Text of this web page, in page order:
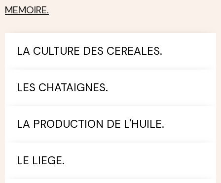
MEMOIRE.
LA CULTURE DES CEREALES.
LES CHATAIGNES.
LA PRODUCTION DE L'HUILE.
LE LIEGE.